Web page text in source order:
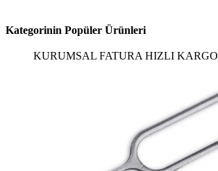
Kategorinin Popüler Ürünleri
KURUMSAL FATURA HIZLI KARGO